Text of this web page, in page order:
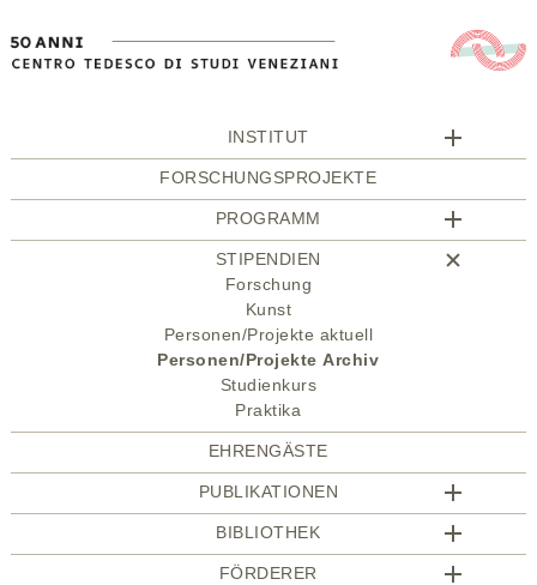
INSTITUT
FORSCHUNGSPROJEKTE
PROGRAMM
STIPENDIEN
Forschung
Kunst
Personen/Projekte aktuell
Personen/Projekte Archiv
Studienkurs
Praktika
EHRENGÄSTE
PUBLIKATIONEN
BIBLIOTHEK
FÖRDERER